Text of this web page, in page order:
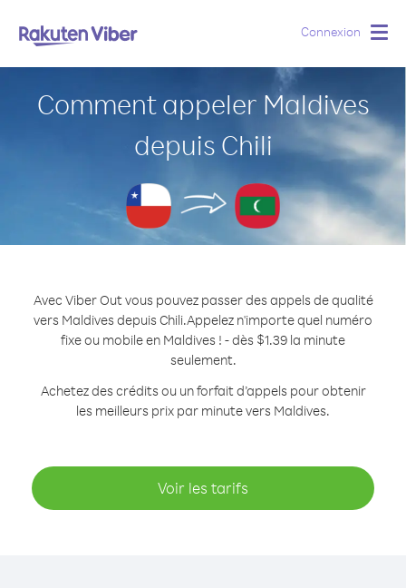
Connexion
Comment appeler Maldives
depuis Chili
Avec Viber Out vous pouvez passer des appels de qualité
vers Maldives depuis Chili.Appelez n'importe quel numéro
fixe ou mobile en Maldives ! - dès $1.39 la minute
seulement.
Achetez des crédits ou un forfait d’appels pour obtenir
les meilleurs prix par minute vers Maldives.
Voir les tarifs